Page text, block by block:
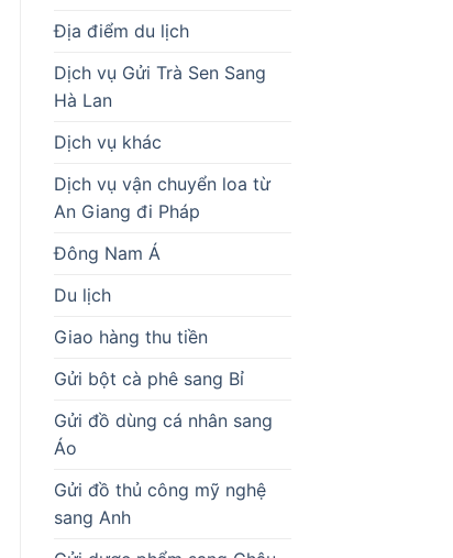
Địa điểm du lịch
Dịch vụ Gửi Trà Sen Sang
Hà Lan
Dịch vụ khác
Dịch vụ vận chuyển loa từ
An Giang đi Pháp
Đông Nam Á
Du lịch
Giao hàng thu tiền
Gửi bột cà phê sang Bỉ
Gửi đồ dùng cá nhân sang
Áo
Gửi đồ thủ công mỹ nghệ
sang Anh